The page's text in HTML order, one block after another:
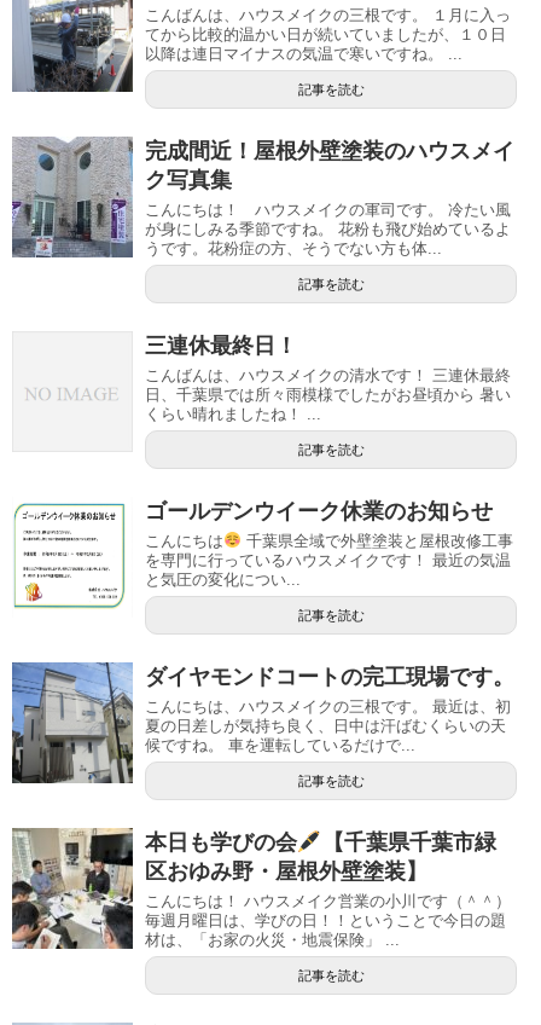
こんばんは、ハウスメイクの三根です。 １月に入っ
てから比較的温かい日が続いていましたが、１０日
以降は連日マイナスの気温で寒いですね。 ...
記事を読む
完成間近！屋根外壁塗装のハウスメイ
ク写真集
こんにちは！ ハウスメイクの軍司です。 冷たい風
が身にしみる季節ですね。 花粉も飛び始めているよ
うです。花粉症の方、そうでない方も体...
記事を読む
三連休最終日！
こんばんは、ハウスメイクの清水です！ 三連休最終
日、千葉県では所々雨模様でしたがお昼頃から 暑い
くらい晴れましたね！ ...
記事を読む
ゴールデンウイーク休業のお知らせ
こんにちは
千葉県全域で外壁塗装と屋根改修工事
を専門に行っているハウスメイクです！ 最近の気温
と気圧の変化につい...
記事を読む
ダイヤモンドコートの完工現場です。
こんにちは、ハウスメイクの三根です。 最近は、初
夏の日差しが気持ち良く、日中は汗ばむくらいの天
候ですね。 車を運転しているだけで...
記事を読む
本日も学びの会
【千葉県千葉市緑
区おゆみ野・屋根外壁塗装】
こんにちは！ ハウスメイク営業の小川です（＾＾）
毎週月曜日は、学びの日！！ということで今日の題
材は、「お家の火災・地震保険」 ...
記事を読む